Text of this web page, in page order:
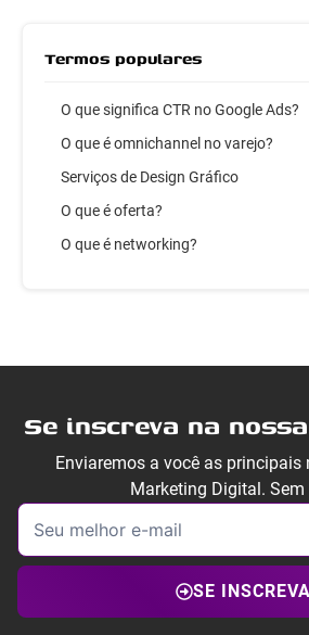
Termos populares
O que significa CTR no Google Ads?
O que é omnichannel no varejo?
Serviços de Design Gráfico
O que é oferta?
O que é networking?
Se inscreva na
Enviaremos a você as principais
Marketing Digital. Sem
SE INSCREVA